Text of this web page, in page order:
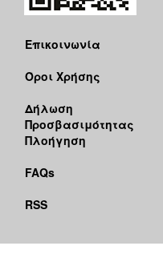
Επικοινωνία
Όροι Χρήσης
Δήλωση
Προσβασιμότητας
Πλοήγηση
FAQs
RSS